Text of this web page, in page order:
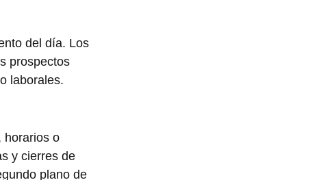
del día. Los
prospectos
laborales.
horarios o
y cierres de
plano de